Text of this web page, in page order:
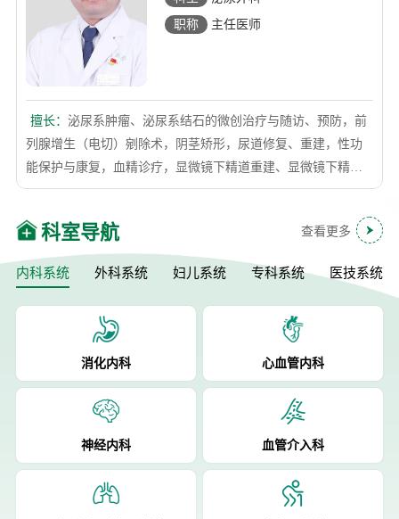
职称
主任医师
擅长： 泌尿系肿瘤、泌尿系结石的微创治疗与随访、预防，前
列腺增生（电切）剜除术，阴茎矫形，尿道修复、重建，性功
能保护与康复，血精诊疗，显微镜下精道重建、显微镜下精索
静脉曲张结扎术，男性不育诊治，女性压力性尿失禁等治疗。
科室导航 查看更多
内科系统 外科系统 妇儿系统 专科系统 医技系统
消化内科 心血管内科
神经内科 血管介入科